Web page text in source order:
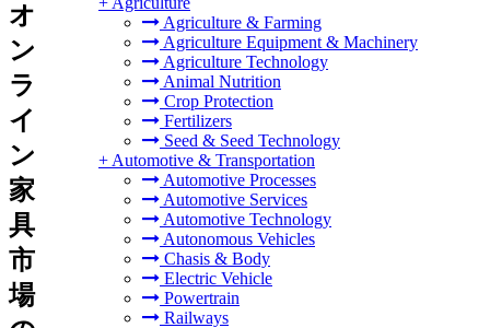
Agriculture & Farming
Agriculture Equipment & Machinery
Agriculture Technology
Animal Nutrition
Crop Protection
Fertilizers
Seed & Seed Technology
+ Automotive & Transportation
Automotive Processes
Automotive Services
Automotive Technology
Autonomous Vehicles
Chasis & Body
Electric Vehicle
Powertrain
Railways
オ
ン
ラ
イ
ン
家
具
市
場